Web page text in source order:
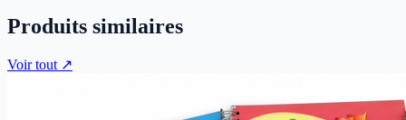
Produits similaires
Voir tout ↗